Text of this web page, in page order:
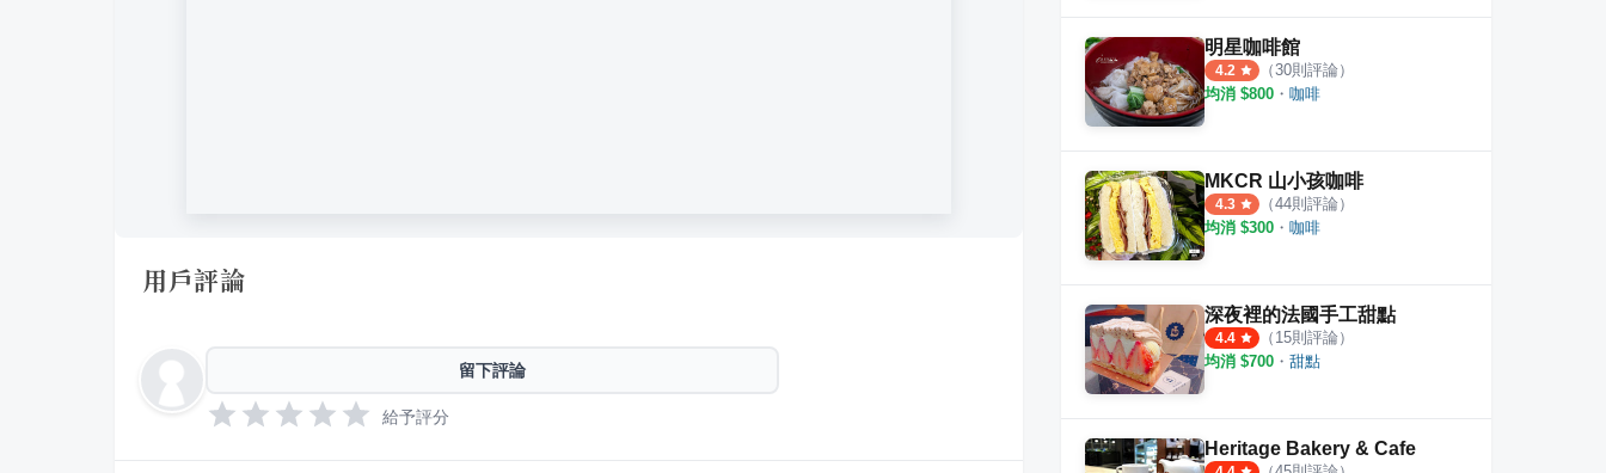
用戶評論
留下評論
給予評分
明星咖啡館
4.2 （30則評論）
均消 $800 ・ 咖啡
MKCR 山小孩咖啡
4.3 （44則評論）
均消 $300 ・ 咖啡
深夜裡的法國手工甜點
4.4 （ 15則評論）
均消 $700 ・ 甜點
Heritage Bakery & Cafe